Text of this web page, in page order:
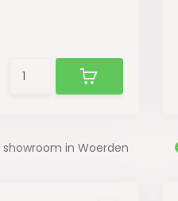
showroom in Woerden